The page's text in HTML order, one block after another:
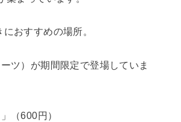
おすすめの場所。
ツ）が期間限定で登場していま
（600円）